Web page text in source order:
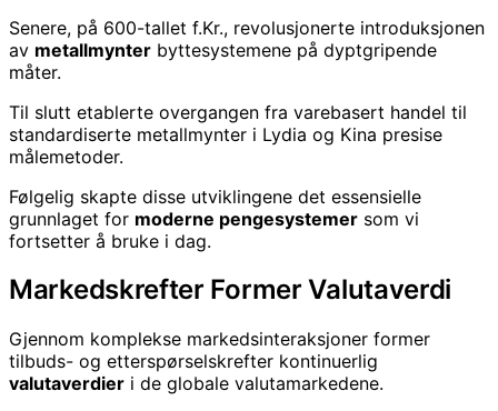
Senere, på 600-tallet f.Kr., revolusjonerte introduksjonen
av metallmynter byttesystemene på dyptgripende
måter.
Til slutt etablerte overgangen fra varebasert handel til
standardiserte metallmynter i Lydia og Kina presise
målemetoder.
Følgelig skapte disse utviklingene det essensielle
grunnlaget for moderne pengesystemer som vi
fortsetter å bruke i dag.
Markedskrefter Former Valutaverdi
Gjennom komplekse markedsinteraksjoner former
tilbuds- og etterspørselskrefter kontinuerlig
valutaverdier i de globale valutamarkedene.